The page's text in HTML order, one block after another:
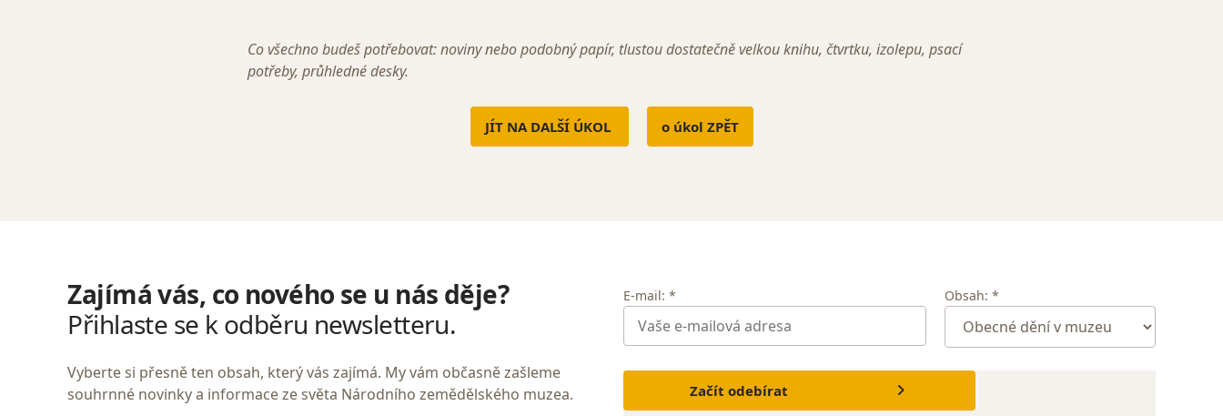
Co všechno budeš potřebovat: noviny nebo podobný papír, tlustou dostatečně velkou knihu, čtvrtku, izolepu, psací
potřeby, průhledné desky.
JÍT NA DALŠÍ ÚKOL o úkol ZPĚT
Zajímá vás, co nového se u nás děje?
Přihlaste se k odběru newsletteru.
Vyberte si přesně ten obsah, který vás zajímá. My vám občasně zašleme
souhrnné novinky a informace ze světa Národního zemědělského muzea.
E-mail: * Obsah: *
Začít odebírat